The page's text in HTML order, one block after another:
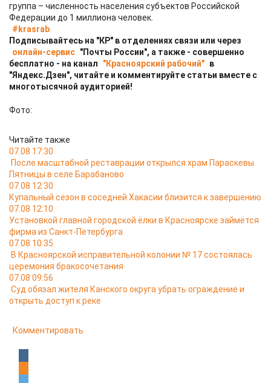
группа – численность населения субъектов Российской
Федерации до 1 миллиона человек.
#krasrab
Подписывайтесь на "КР" в отделениях связи или через
онлайн-сервис "Почты России", а также - совершенно
бесплатно - на канал
"Красноярский рабочий" в
"Яндекс.Дзен", читайте и комментируйте статьи вместе с
многотысячной аудиторией!
Фото:
Читайте также
07.08 17:30
После масштабной реставрации открылся храм Параскевы
Пятницы в селе Барабаново
07.08 12:30
Купальный сезон в соседней Хакасии близится к завершению
07.08 12:10
Установкой главной городской ёлки в Красноярске займётся
фирма из Санкт-Петербурга
07.08 10:35
В Красноярской исправительной колонии № 17 состоялась
церемония бракосочетания
07.08 09:56
Суд обязал жителя Канского округа убрать ограждение и
открыть доступ к реке
Комментировать